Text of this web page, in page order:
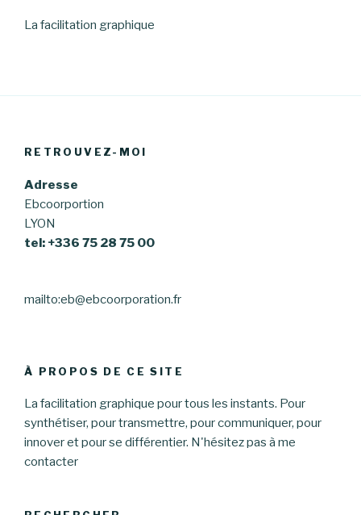
La facilitation graphique
RETROUVEZ-MOI
Adresse
Ebcoorportion
LYON
tel: +336 75 28 75 00
mailto:eb@ebcoorporation.fr
À PROPOS DE CE SITE
La facilitation graphique pour tous les instants. Pour
synthétiser, pour transmettre, pour communiquer, pour
innover et pour se différentier. N'hésitez pas à me
contacter